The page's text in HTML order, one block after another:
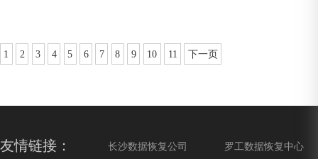
1 2 3 4 5 6 7 8 9 10 11 下一页
友情链接： 长沙数据恢复公司 罗工数据恢复中心